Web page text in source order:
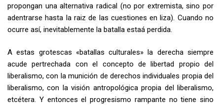
propongan una alternativa radical (no por extremista, sino por
adentrarse hasta la raiz de las cuestiones en liza). Cuando no
ocurre así, inevitablemente la batalla estaá perdida.
A estas grotescas «batallas culturales» la derecha siempre
acude pertrechada con el concepto de libertad propio del
liberalismo, con la munición de derechos individuales propia del
liberalismo, con la visión antropológica propia del liberalismo,
etcétera. Y entonces el progresismo rampante no tiene sino